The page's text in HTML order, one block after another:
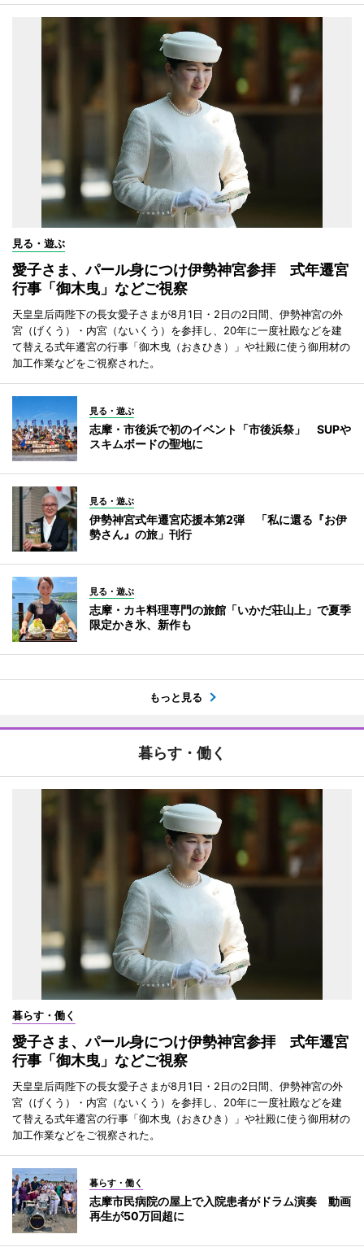
見る・遊ぶ
愛子さま、パール身につけ伊勢神宮参拝 式年遷宮
行事「御木曳」などご視察
天皇皇后両陛下の長女愛子さまが8月1日・2日の2日間、伊勢神宮の外
宮（げくう）・内宮（ないくう）を参拝し、20年に一度社殿などを建
て替える式年遷宮の行事「御木曳（おきひき）」や社殿に使う御用材の
加工作業などをご視察された。
見る・遊ぶ
志摩・市後浜で初のイベント「市後浜祭」 SUPや
スキムボードの聖地に
見る・遊ぶ
伊勢神宮式年遷宮応援本第2弾 「私に還る『お伊
勢さん』の旅」刊行
見る・遊ぶ
志摩・カキ料理専門の旅館「いかだ荘山上」で夏季
限定かき氷、新作も
もっと見る
暮らす・働く
暮らす・働く
愛子さま、パール身につけ伊勢神宮参拝 式年遷宮
行事「御木曳」などご視察
天皇皇后両陛下の長女愛子さまが8月1日・2日の2日間、伊勢神宮の外
宮（げくう）・内宮（ないくう）を参拝し、20年に一度社殿などを建
て替える式年遷宮の行事「御木曳（おきひき）」や社殿に使う御用材の
加工作業などをご視察された。
暮らす・働く
志摩市民病院の屋上で入院患者がドラム演奏 動画
再生が50万回超に